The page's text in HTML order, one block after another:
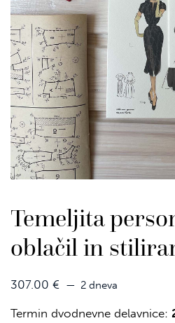
Temeljita
oblačil in
307.00 € 2 dneva
Termin dvodnevne delavnice: